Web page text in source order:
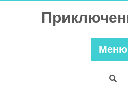
Меню